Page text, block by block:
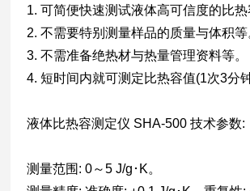
1. 可简便快速测试液体高可信度的比热
2. 不需要特别测量样品的质量与体积等
3. 不需准备绝热材与热量管理资料等。
4. 短时间内就可测定比热容值(1次3分
液体比热容测定仪 SHA-500 技术参数:
测量范围: 0～5 J/g･K。